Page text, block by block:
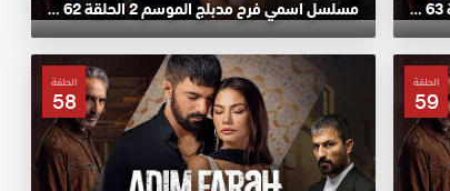
مسلسل اسمي فرح مدبلج الموسم 2 الحلقة 63 HD مسلسل اسمي فرح مدبلج الموسم 2 الحلقة 62 HD
الحلقة
59
الحلقة
58